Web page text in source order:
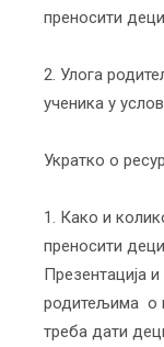
преносити
2. Улога
ученика у
Укратко о
1. Како и
преносити
Презентација
родитељима о
треба дати